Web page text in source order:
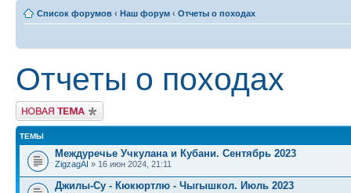
Список форумов ‹ Наш форум ‹ Отчеты о походах
Отчеты о походах
Новая тема
ТЕМЫ
Междуречье Учкулана и Кубани. Сентябрь 2023
ZigzagAI » 16 июн 2024, 21:11
Джилы-Су - Кюкюртлю - Чыгышкол. Июль 2023